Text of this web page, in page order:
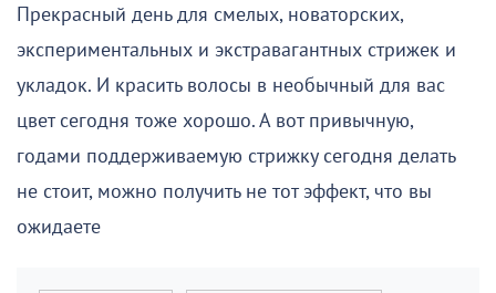
Прекрасный день для смелых, новаторских,
экспериментальных и экстравагантных стрижек и
укладок. И красить волосы в необычный для вас
цвет сегодня тоже хорошо. А вот привычную,
годами поддерживаемую стрижку сегодня делать
не стоит, можно получить не тот эффект, что вы
ожидаете